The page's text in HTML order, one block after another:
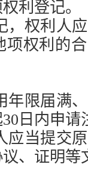
利登记。
，权利人
项权利的
年限届满
日内申请
应当提交
、证明等